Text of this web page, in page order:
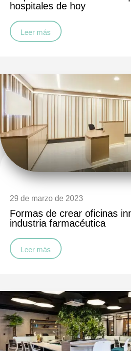
hospitales de hoy
Leer más
29 de marzo de 2023
Formas de crear oficinas
industria farmacéutica
Leer más